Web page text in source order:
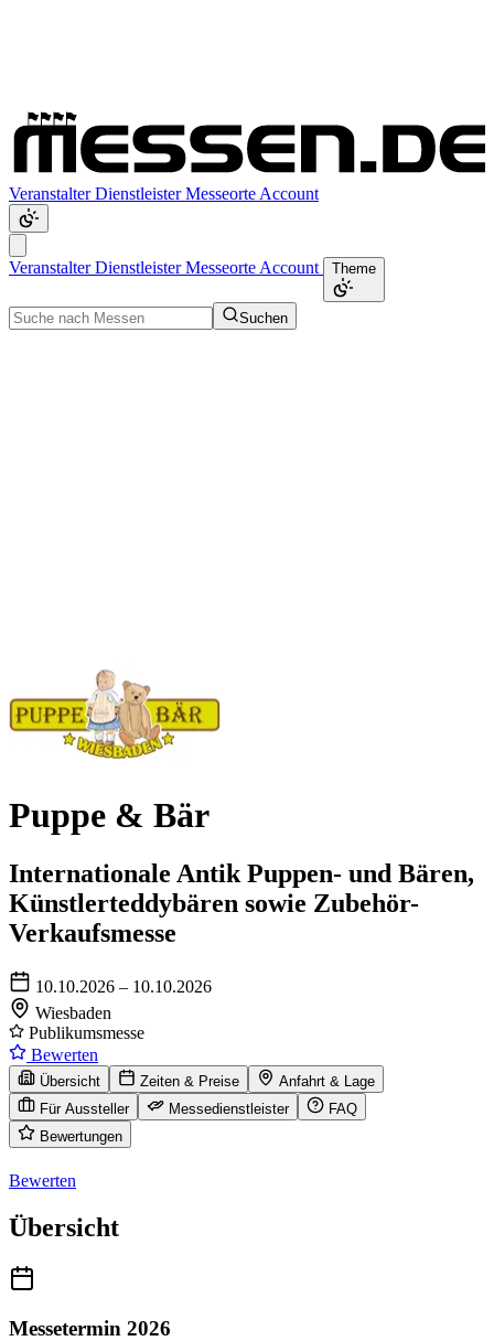
VeranstalterDienstleisterMesseorte Account
VeranstalterDienstleisterMesseorte Account Theme
Suchen
Puppe & Bär
Internationale Antik Puppen- und Bären,
Künstlerteddybären sowie Zubehör-
Verkaufsmesse
10.10.2026 – 10.10.2026
Wiesbaden
Publikumsmesse
Bewerten
Übersicht Zeiten & Preise
Anfahrt & Lage
Für Aussteller
Messedienstleister
FAQ
Bewertungen
Bewerten
Übersicht
Messetermin 2026